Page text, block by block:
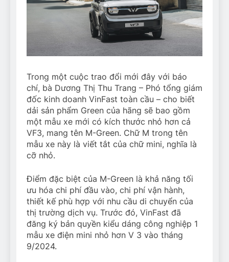
Trong một cuộc trao đổi mới đây với báo
chí, bà Dương Thị Thu Trang – Phó tổng giám
đốc kinh doanh VinFast toàn cầu – cho biết
dải sản phẩm Green của hãng sẽ bao gồm
một mẫu xe mới có kích thước nhỏ hơn cả
VF3, mang tên M-Green. Chữ M trong tên
mẫu xe này là viết tắt của chữ mini, nghĩa là
cỡ nhỏ.
Điểm đặc biệt của M-Green là khả năng tối
ưu hóa chi phí đầu vào, chi phí vận hành,
thiết kế phù hợp với nhu cầu di chuyển của
thị trường dịch vụ. Trước đó, VinFast đã
đăng ký bản quyền kiểu dáng công nghiệp 1
mẫu xe điện mini nhỏ hơn V 3 vào tháng
9/2024.